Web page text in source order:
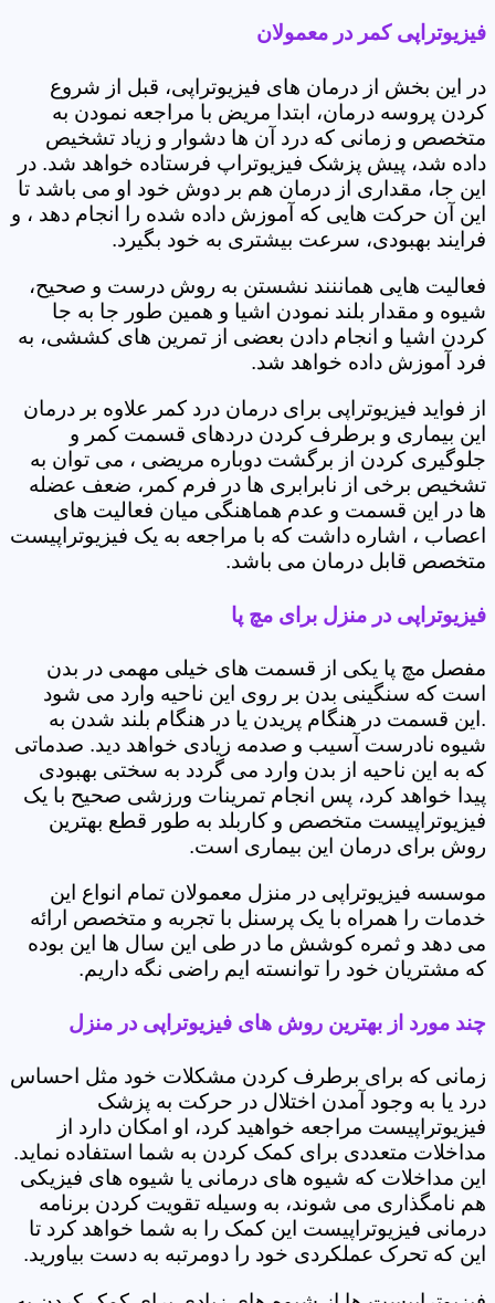
فیزیوتراپی کمر در معمولان
در این بخش از درمان های فیزیوتراپی، قبل از شروع
کردن پروسه درمان، ابتدا مریض با مراجعه نمودن به
متخصص و زمانی که درد آن ها دشوار و زیاد تشخیص
داده شد، پیش پزشک فیزیوتراپ فرستاده خواهد شد. در
این جا، مقداری از درمان هم بر دوش خود او می باشد تا
این آن حرکت هایی که آموزش داده شده را انجام دهد ، و
فرایند بهبودی، سرعت بیشتری به خود بگیرد.
فعالیت هایی هماننند نشستن به روش درست و صحیح،
شیوه و مقدار بلند نمودن اشیا و همین طور جا به جا
کردن اشیا و انجام دادن بعضی از تمرین های کششی، به
فرد آموزش داده خواهد شد.
از فواید فیزیوتراپی برای درمان درد کمر علاوه بر درمان
این بیماری و برطرف کردن دردهای قسمت کمر و
جلوگیری کردن از برگشت دوباره مریضی ، می توان به
تشخیص برخی از نابرابری ها در فرم کمر، ضعف عضله
ها در این قسمت و عدم هماهنگی میان فعالیت های
اعصاب ، اشاره داشت که با مراجعه به یک فیزیوتراپیست
متخصص قابل درمان می باشد.
فیزیوتراپی در منزل برای مچ پا
مفصل مچ پا یکی از قسمت های خیلی مهمی در بدن
است که سنگینی بدن بر روی این ناحیه وارد می شود
.این قسمت در هنگام پریدن یا در هنگام بلند شدن به
شیوه نادرست آسیب و صدمه زیادی خواهد دید. صدماتی
که به این ناحیه از بدن وارد می گردد به سختی بهبودی
پیدا خواهد کرد، پس انجام تمرینات ورزشی صحیح با یک
فیزیوتراپیست متخصص و کاربلد به طور قطع بهترین
روش برای درمان این بیماری است.
موسسه فیزیوتراپی در منزل معمولان تمام انواع این
خدمات را همراه با یک پرسنل با تجربه و متخصص ارائه
می دهد و ثمره کوشش ما در طی این سال ها این بوده
که مشتریان خود را توانسته ایم راضی نگه داریم.
چند مورد از بهترین روش های فیزیوتراپی در منزل
زمانی که برای برطرف کردن مشکلات خود مثل احساس
درد یا به وجود آمدن اختلال در حرکت به پزشک
فیزیوتراپیست مراجعه خواهید کرد، او امکان دارد از
مداخلات متعددی برای کمک کردن به شما استفاده نماید.
این مداخلات که شیوه های درمانی یا شیوه های فیزیکی
هم نامگذاری می شوند، به وسیله تقویت کردن برنامه
درمانی فیزیوتراپیست این کمک را به شما خواهد کرد تا
این که تحرک عملکردی خود را دومرتبه به دست بیاورید.